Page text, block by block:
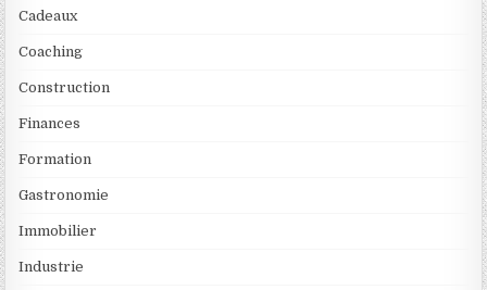
Cadeaux
Coaching
Construction
Finances
Formation
Gastronomie
Immobilier
Industrie